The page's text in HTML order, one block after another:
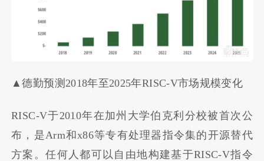
▲德勤预测2018年至2025年RISC-V市场规模变化
RISC-V于2010年在加州大学伯克利分校被首次公
布，是Arm和x86等专有处理器指令集的开源替代
方案。任何人都可以自由地构建基于RISC-V指令